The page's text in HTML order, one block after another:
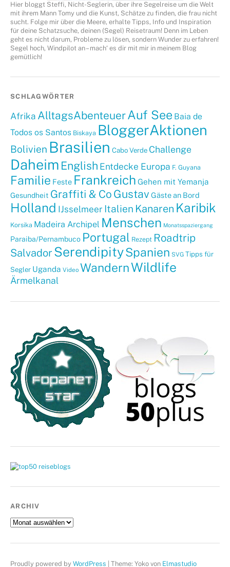
Hier bloggt Steffi, Nicht-Seglerin, über ihre Segelreise um die Welt
mit ihrem Mann Tomy und die Kunst, Schätze zu finden, die frau nicht
sucht. Folge mir über die Meere, erhalte Tipps, Info und Inspiration
für deine Schatzsuche, deinen (Segel) Reisetraum! Denn im Leben
geht es nicht darum, Probleme zu lösen, sondern Wunder zu erfahren!
Segel hoch, Windpilot an – mach‘ es dir mit mir in meinem Blog
gemütlich!
SCHLAGWÖRTER
Afrika AlltagsAbenteuerAuf See Baia de
Todos os Santos Biskaya BloggerAktionen
Bolivien Brasilien Cabo Verde Challenge
Daheim English Entdecke Europa F. Guyana
Familie Feste Frankreich Gehen mit Yemanja
Gesundheit Graffiti & Co Gustav Gäste an Bord
Holland IJsselmeer Italien Kanaren Karibik
Korsika Madeira Archipel Menschen Monatsspaziergang
Paraiba/Pernambuco Portugal Rezept Roadtrip
Salvador SerendipitySpanien SVG Tipps für
Segler Uganda Video WandernWildlife
Ärmelkanal
ARCHIV
Archiv
Proudly powered by WordPress Theme: Yoko von Elmastudio